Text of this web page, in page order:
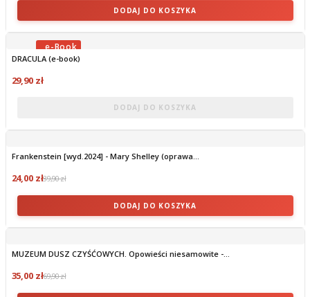
DODAJ DO KOSZYKA
OBECNIE BRAK NA STANIE
DRACULA (e-book)
29,90 zł
DODAJ DO KOSZYKA
Frankenstein [wyd.2024] - Mary Shelley (oprawa...
24,00 zł39,90 zł
DODAJ DO KOSZYKA
MUZEUM DUSZ CZYŚĆOWYCH. Opowieści niesamowite -...
35,00 zł69,90 zł